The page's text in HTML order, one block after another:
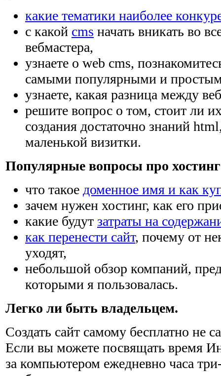
какие тематики наиболее
с какой cms начать вникать во
вебмастера,
узнаете о web cms,
самыми популярными и
узнаете, какая разница между
решите вопрос о том, стоит ли
создания достаточно знаний
маленькой визитки.
Популярные вопросы про
что такое доменное имя и как
зачем нужен хостинг, как его
какие будут затраты на
как перенести сайт, почему от
уходят,
небольшой обзор компаний,
которыми я пользовалась.
Легко ли быть владельцем.
Создать сайт самому бесплатно не
Если вы можете посвящать время
за компьютером ежедневно часа